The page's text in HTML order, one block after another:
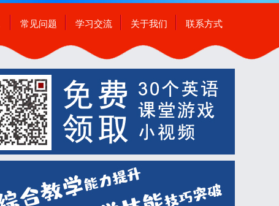
常见问题 学习交流 关于我们 联系方式